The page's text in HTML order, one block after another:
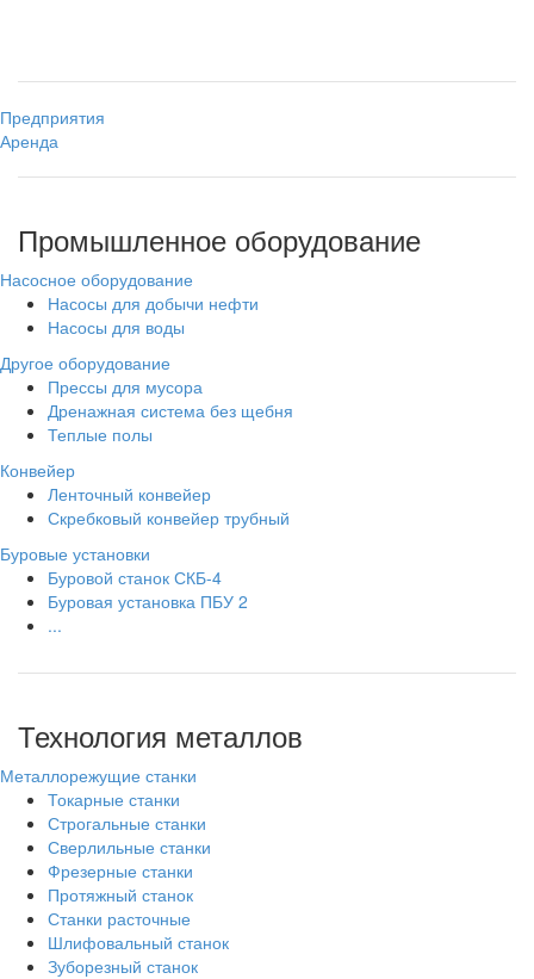
Предприятия
Аренда
Промышленное оборудование
Насосное оборудование
Насосы для добычи нефти
Насосы для воды
Другое оборудование
Прессы для мусора
Дренажная система без щебня
Теплые полы
Конвейер
Ленточный конвейер
Скребковый конвейер трубный
Буровые установки
Буровой станок СКБ-4
Буровая установка ПБУ 2
...
Технология металлов
Металлорежущие станки
Токарные станки
Строгальные станки
Сверлильные станки
Фрезерные станки
Протяжный станок
Станки расточные
Шлифовальный станок
Зуборезный станок